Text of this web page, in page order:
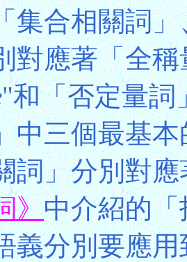
集合相關詞
對應著「全
"和「否定量詞
中三個最基
詞」分別對
》中介紹的
義分別要應